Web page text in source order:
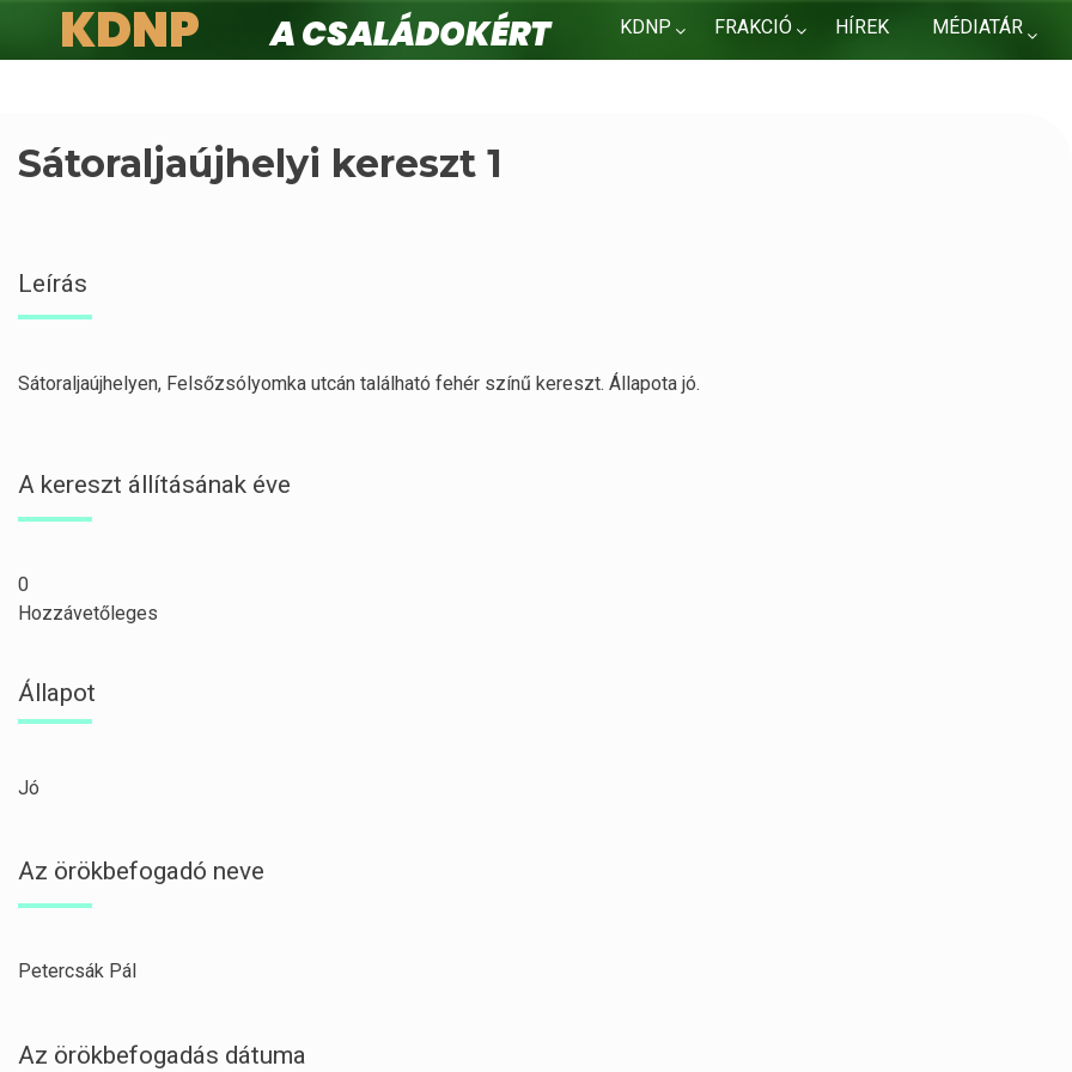
KDNP FRAKCIÓ HÍREK MÉDIATÁR
KDNP
A családokért.
Sátoraljaújhelyi kereszt 1
Leírás
Sátoraljaújhelyen, Felsőzsólyomka utcán található fehér színű kereszt. Állapota jó.
A kereszt állításának éve
0
Hozzávetőleges
Állapot
Jó
Az örökbefogadó neve
Petercsák Pál
Az örökbefogadás dátuma